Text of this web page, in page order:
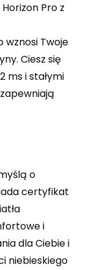
Pro z
wznosi Twoje
Ciesz się
ms i stałymi
o
certyfikat
i
dla Ciebie i
niebieskiego